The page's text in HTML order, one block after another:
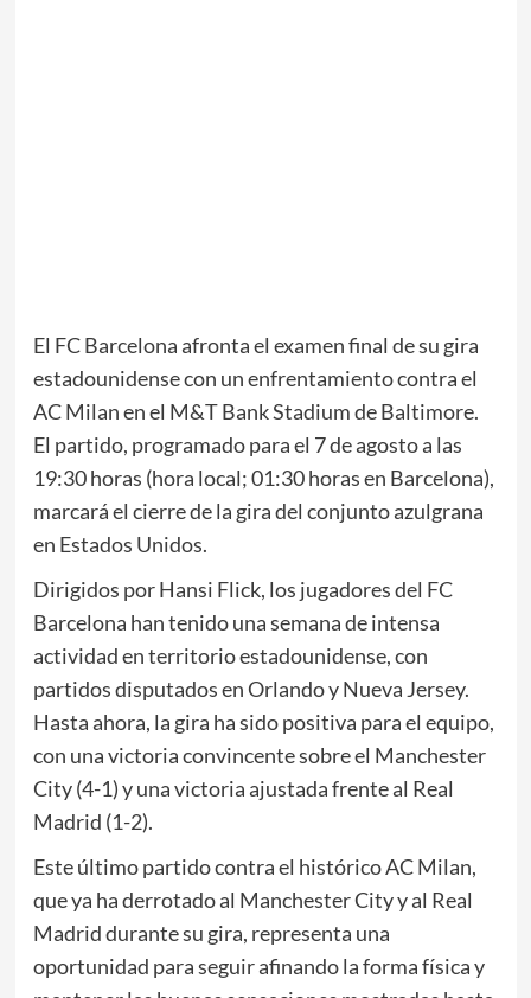
El FC Barcelona afronta el examen final de su gira
estadounidense con un enfrentamiento contra el
AC Milan en el M&T Bank Stadium de Baltimore.
El partido, programado para el 7 de agosto a las
19:30 horas (hora local; 01:30 horas en Barcelona),
marcará el cierre de la gira del conjunto azulgrana
en Estados Unidos.
Dirigidos por Hansi Flick, los jugadores del FC
Barcelona han tenido una semana de intensa
actividad en territorio estadounidense, con
partidos disputados en Orlando y Nueva Jersey.
Hasta ahora, la gira ha sido positiva para el equipo,
con una victoria convincente sobre el Manchester
City (4-1) y una victoria ajustada frente al Real
Madrid (1-2).
Este último partido contra el histórico AC Milan,
que ya ha derrotado al Manchester City y al Real
Madrid durante su gira, representa una
oportunidad para seguir afinando la forma física y